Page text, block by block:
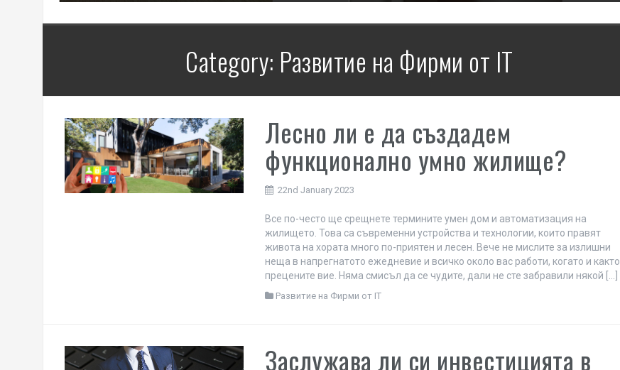
Category: Развитие на Фирми от IT
Лесно ли е да създадем
функционално умно жилище?
22nd January 2023
Все по-често ще срещнете термините умен дом и автоматизация на
жилището. Това са съвременни устройства и технологии, които правят
живота на хората много по-приятен и лесен. Вече не мислите за излишни
неща в напрегнатото ежедневие и всичко около вас работи, когато и както
прецените вие. Няма смисъл да се чудите, дали не сте забравили някой […]
Развитие на Фирми от IT
Заслужава ли си инвестицията в